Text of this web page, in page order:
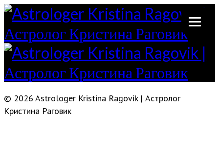
© 2026 Astrologer Kristina Ragovik | Астролог
Кристина Раговик